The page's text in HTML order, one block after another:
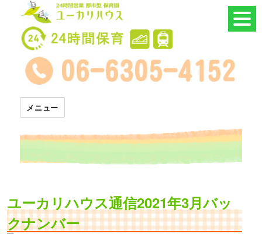
24時間託児所 ユーカリハウス
メニュー
ユーカリハウス通信2021年3月バッ
クナンバー